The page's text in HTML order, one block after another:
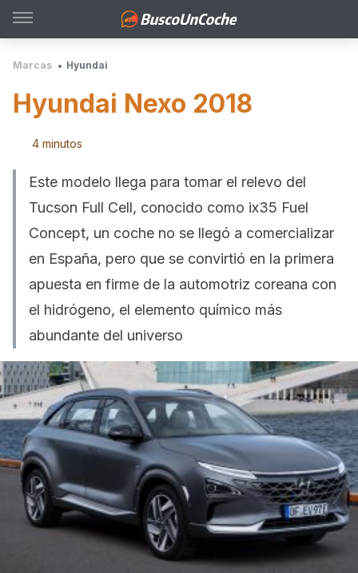
Marcas Hyundai
Hyundai Nexo 2018
4 minutos
Este modelo llega para tomar el relevo del
Tucson Full Cell, conocido como ix35 Fuel
Concept, un coche no se llegó a comercializar
en España, pero que se convirtió en la primera
apuesta en firme de la automotriz coreana con
el hidrógeno, el elemento químico más
abundante del universo